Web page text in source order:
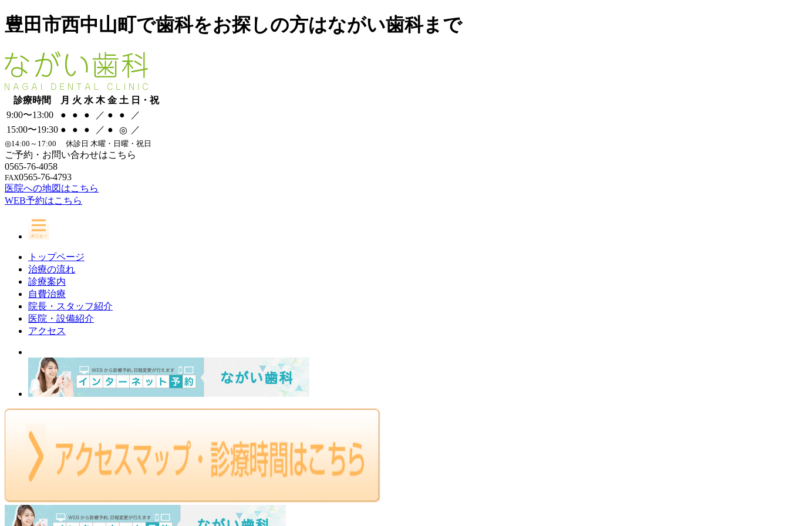
豊田市西中山町で歯科をお探しの方はながい歯科まで
診療時間 月 火 水 木 金 土 日・祝
9:00〜13:00
● ● ● ／ ● ●
／
15:00〜19:30 ● ● ● ／ ● ◎ ／
◎14:00～17:00 休診日 木曜・日曜・祝日
ご予約・お問い合わせはこちら
0565-76-4058
FAX0565-76-4793
医院への地図はこちら
WEB予約はこちら
トップページ
治療の流れ
診療案内
自費治療
院長・スタッフ紹介
医院・設備紹介
アクセス